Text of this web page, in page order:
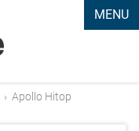
MENU
› Apollo Hitop